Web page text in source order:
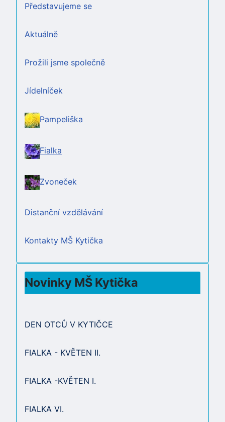
Představujeme se
Aktuálně
Prožili jsme společně
Jídelníček
Pampeliška
Fialka
Zvoneček
Distanční vzdělávání
Kontakty MŠ Kytička
Novinky MŠ Kytička
DEN OTCŮ V KYTIČCE
FIALKA - KVĚTEN II.
FIALKA -KVĚTEN I.
FIALKA VI.